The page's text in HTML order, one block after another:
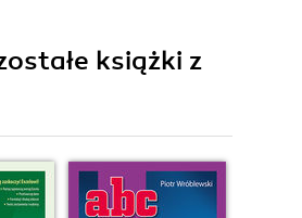
książki z